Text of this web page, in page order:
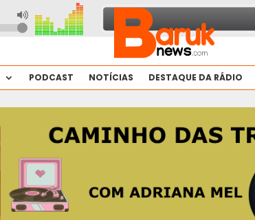
PODCAST NOTÍCIAS DESTAQUE DA RÁDIO